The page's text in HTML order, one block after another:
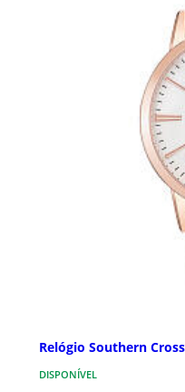
Relógio Southern
DISPONÍVEL